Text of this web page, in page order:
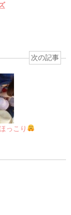
次の記事
っこり